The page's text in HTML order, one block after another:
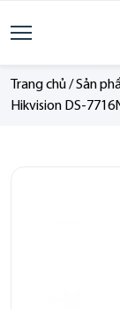
Trang chủ/Sản
Hikvision DS-